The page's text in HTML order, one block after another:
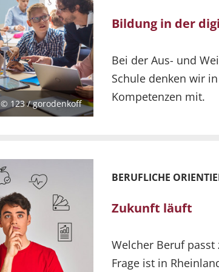
© 123 / gorodenkoff
Bildung in der
Bei der Aus- und
Schule denken wir
Kompetenzen mit.
BERUFLICHE
Zukunft läuft
Welcher Beruf passt
Frage ist in